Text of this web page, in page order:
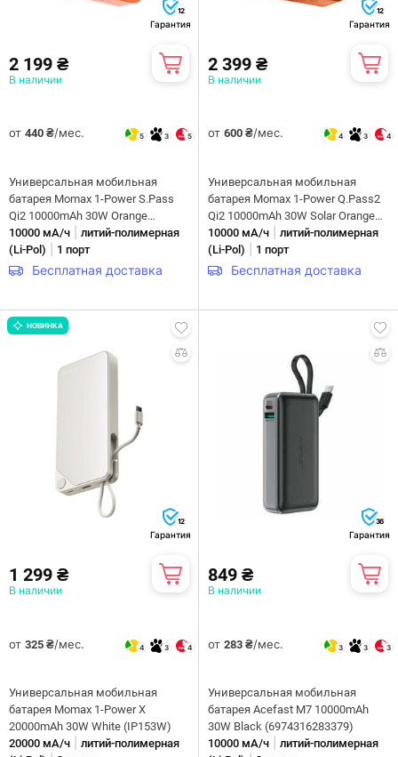
12
Гарантия
2 199 ₴
В наличии
от 440 ₴/мес. 5 3 5
Универсальная мобильная
батарея Momax 1-Power S.Pass
Qi2 10000mAh 30W Orange
(IP162Q2M)
10000 мА/ч
литий-полимерная
(Li-Pol)
1 порт
Бесплатная доставка
12
Гарантия
2 399 ₴
В наличии
от 600 ₴/мес. 4 3 4
Универсальная мобильная
батарея Momax 1-Power Q.Pass2
Qi2 10000mAh 30W Solar Orange
(IP168Q22M)
10000 мА/ч
литий-полимерная
(Li-Pol)
1 порт
Бесплатная доставка
НОВИНКА
12
Гарантия
1 299 ₴
В наличии
от 325 ₴/мес. 4 3 4
Универсальная мобильная
батарея Momax 1-Power X
20000mAh 30W White (IP153W)
20000 мА/ч
литий-полимерная
36
Гарантия
849 ₴
В наличии
от 283 ₴/мес. 3 3 3
Универсальная мобильная
батарея Acefast M7 10000mAh
30W Black (6974316283379)
10000 мА/ч
литий-полимерная